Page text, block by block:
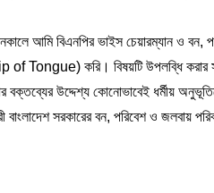
বিএনপির ভাইস চেয়ারম্যান ও বন,
Tongue) করি। বিষয়টি উপলব্ধি করার
উদ্দেশ্য কোনোভাবেই ধর্মীয়
সরকারের বন, পরিবেশ ও জলবায়